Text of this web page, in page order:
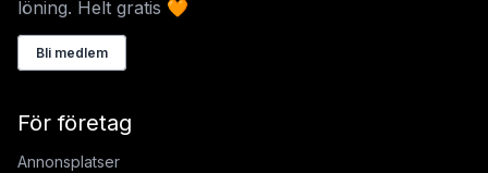
löning. Helt gratis 🧡
Bli medlem
För företag
Annonsplatser